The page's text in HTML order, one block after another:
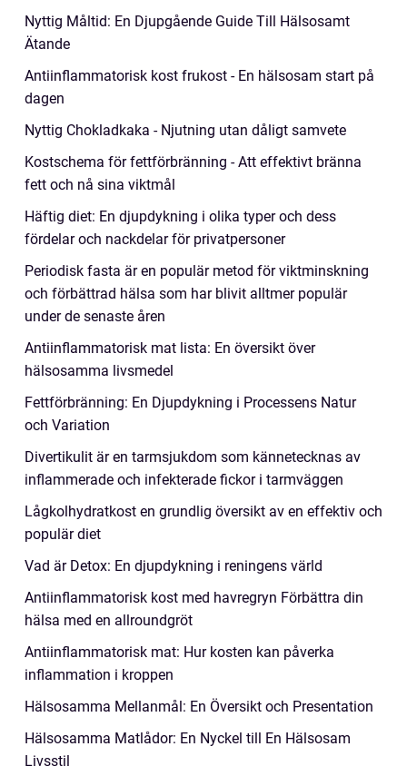
Nyttig Måltid: En Djupgående Guide Till Hälsosamt
Ätande
Antiinflammatorisk kost frukost - En hälsosam start på
dagen
Nyttig Chokladkaka - Njutning utan dåligt samvete
Kostschema för fettförbränning - Att effektivt bränna
fett och nå sina viktmål
Häftig diet: En djupdykning i olika typer och dess
fördelar och nackdelar för privatpersoner
Periodisk fasta är en populär metod för viktminskning
och förbättrad hälsa som har blivit alltmer populär
under de senaste åren
Antiinflammatorisk mat lista: En översikt över
hälsosamma livsmedel
Fettförbränning: En Djupdykning i Processens Natur
och Variation
Divertikulit är en tarmsjukdom som kännetecknas av
inflammerade och infekterade fickor i tarmväggen
Lågkolhydratkost en grundlig översikt av en effektiv och
populär diet
Vad är Detox: En djupdykning i reningens värld
Antiinflammatorisk kost med havregryn Förbättra din
hälsa med en allroundgröt
Antiinflammatorisk mat: Hur kosten kan påverka
inflammation i kroppen
Hälsosamma Mellanmål: En Översikt och Presentation
Hälsosamma Matlådor: En Nyckel till En Hälsosam
Livsstil